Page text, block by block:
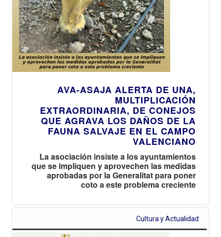
AVA-ASAJA ALERTA DE UNA,
MULTIPLICACIÓN
EXTRAORDINARIA, DE CONEJOS
QUE AGRAVA LOS DAÑOS DE LA
FAUNA SALVAJE EN EL CAMPO
VALENCIANO
La asociación insiste a los ayuntamientos
que se impliquen y aprovechen las medidas
aprobadas por la Generalitat para poner
coto a este problema creciente
Cultura y Actualidad